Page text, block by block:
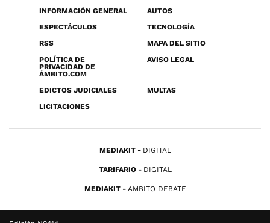
INFORMACIÓN GENERAL
AUTOS
ESPECTÁCULOS
TECNOLOGÍA
RSS
MAPA DEL SITIO
POLÍTICA DE
PRIVACIDAD DE
ÁMBITO.COM
AVISO LEGAL
EDICTOS JUDICIALES
MULTAS
LICITACIONES
MEDIAKIT DIGITAL
TARIFARIO DIGITAL
MEDIAKIT AMBITO DEBATE